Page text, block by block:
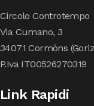
Circolo Controtempo
Via Cumano, 3
34071 Cormòns
P.Iva IT00526270319
Link Rapidi